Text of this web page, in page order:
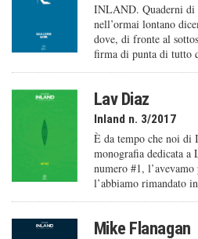
INLAND. Quaderni di
nell’ormai lontano
dove, di fronte al
firma di punta di tutto
Lav Diaz
Inland n. 3/2017
È da tempo che noi di
monografia dedicata a
numero #1,
l’abbiamo rimandato
Mike Flanagan